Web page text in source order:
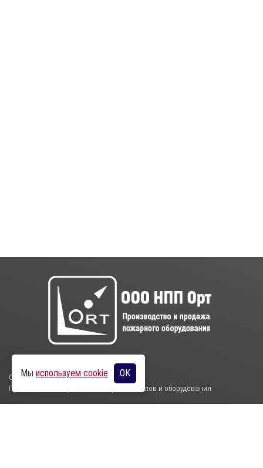
ООО НПП Орт
Производство и продажа пожарных стволов и оборудования
Мы используем cookie OK